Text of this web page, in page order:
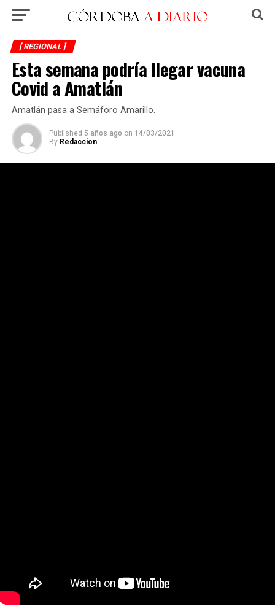
[ REGIONAL ]
Esta semana podría llegar vacuna
Covid a Amatlán
Amatlán pasa a Semáforo Amarillo.
Published 5 años ago on 14/03/2021
By Redaccion